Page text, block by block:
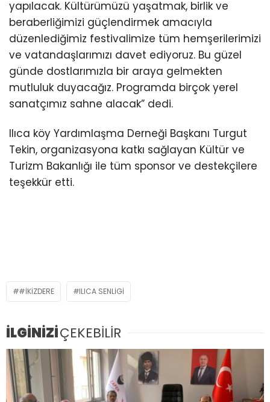
yapılacak. Kültürümüzü yaşatmak, birlik ve
beraberliğimizi güçlendirmek amacıyla
düzenlediğimiz festivalimize tüm hemşerilerimizi
ve vatandaşlarımızı davet ediyoruz. Bu güzel
günde dostlarımızla bir araya gelmekten
mutluluk duyacağız. Programda birçok yerel
sanatçımız sahne alacak” dedi.
Ilıca köy Yardımlaşma Derneği Başkanı Turgut
Tekin, organizasyona katkı sağlayan Kültür ve
Turizm Bakanlığı ile tüm sponsor ve destekçilere
teşekkür etti.
#İKİZDERE ILICA SENLIGI
İLGİNİZİÇEKEBİLİR